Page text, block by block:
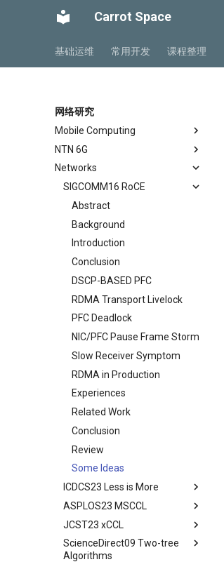
Carrot Space
基础运维 常用开发 课程整理
网络研究
Mobile Computing
Private5G 阅读笔记
Ch 1 Introduction
Ch 2 Architecture
Ch 3 Radio Transmission
Ch 4 Radio Access Network
Ch 5 Mobile Core
Ch 6 Managed Cloud Service
Mobile Ad Hoc Network
Mobile Computing Models
Mobile APP Architectures
Mobility Management
MIPv4 and MIPv6
Wireless Networks
NTN 6G
NTN Overview
NTN Outlook
O-RAN FirstLook
O-RAN DeepDive
NTN Signalings
Networks
SIGCOMM16 RoCE
Abstract
Background
Introduction
Conclusion
DSCP-BASED PFC
RDMA Transport Livelock
PFC Deadlock
NIC/PFC Pause Frame Storm
Slow Receiver Symptom
RDMA in Production
Experiences
Related Work
Conclusion
Review
Some Ideas
ICDCS23 Less is More
Abstract
Introduction
Background
Motivation
ASPLOS23 MSCCL
Abstract
Introduction
MSCCLANG Example
JCST23 xCCL
Abstract
Introduction
ScienceDirect09 Two-tree
Algorithms